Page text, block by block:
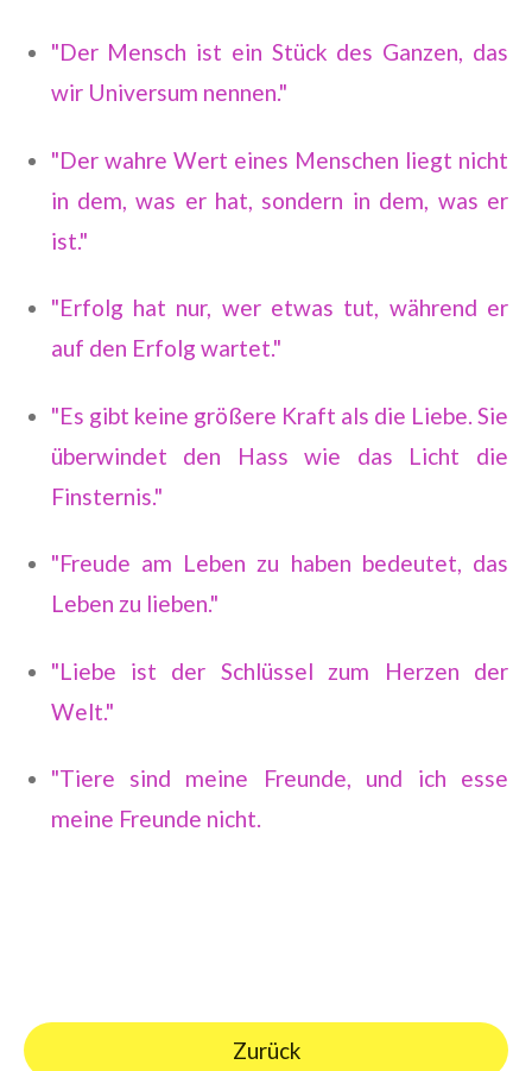
"Der Mensch ist ein Stück des Ganzen, das
wir Universum nennen."
"Der wahre Wert eines Menschen liegt nicht
in dem, was er hat, sondern in dem, was er
ist."
"Erfolg hat nur, wer etwas tut, während er
auf den Erfolg wartet."
"Es gibt keine größere Kraft als die Liebe. Sie
überwindet den Hass wie das Licht die
Finsternis."
"Freude am Leben zu haben bedeutet, das
Leben zu lieben."
"Liebe ist der Schlüssel zum Herzen der
Welt."
"Tiere sind meine Freunde, und ich esse
meine Freunde nicht.
Zurück